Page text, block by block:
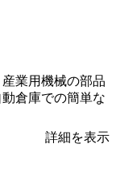
業用機械の部品
倉庫での簡単な
詳細を表示